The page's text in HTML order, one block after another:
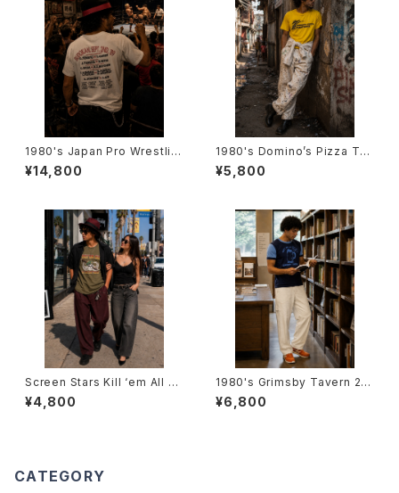
1980's Japan Pro Wrestlin
g Novelty T-Shirts -1980年
代 日本プロレスTシャツ-
¥14,800
1980's Domino’s Pizza T-S
hirts -1980年代 ドミノ・ピザT
シャツ-
¥5,800
Screen Stars Kill ‘em All T-
Shirts -スクリーン・スターズ キ
ル・エム・オールTシャツ-
¥4,800
1980's Grimsby Tavern 2T
one Trim T-Shirts -1980年
代 GRIMSBY TAVERN 2トー
¥6,800
CATEGORY